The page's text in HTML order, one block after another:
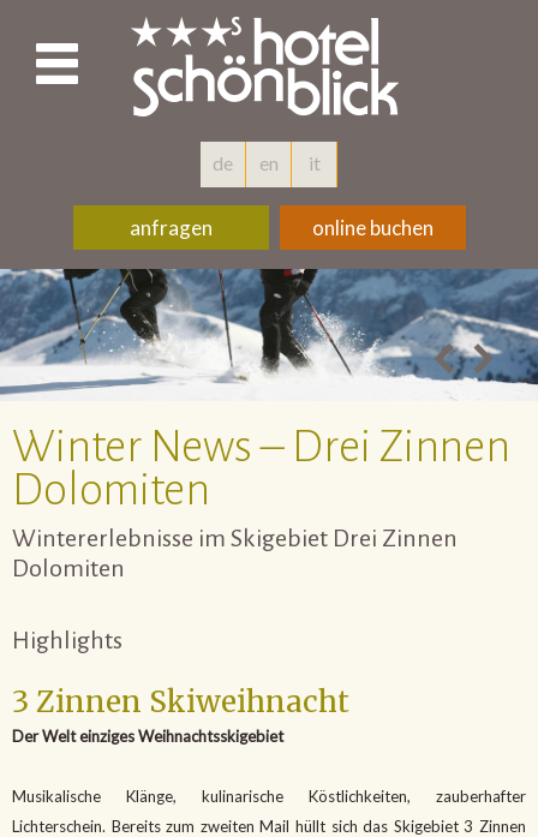
de en it
anfragen online buchen
Winter News – Drei Zinnen
Dolomiten
Wintererlebnisse im Skigebiet Drei Zinnen
Dolomiten
Highlights
3 Zinnen Skiweihnacht
Der Welt einziges Weihnachtsskigebiet
Musikalische Klänge, kulinarische Köstlichkeiten, zauberhafter
Lichterschein. Bereits zum zweiten Mail hüllt sich das Skigebiet 3 Zinnen